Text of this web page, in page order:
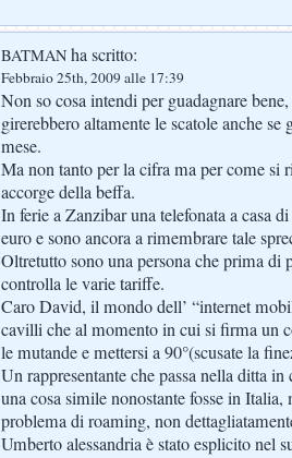
BATMAN ha scritto:
Febbraio 25th, 2009 alle 17:39
Non so cosa intendi per guadagnare
girerebbero altamente le scatole anche se
mese.
Ma non tanto per la cifra ma per come si
accorge della beffa.
In ferie a Zanzibar una telefonata a casa
euro e sono ancora a rimembrare tale
Oltretutto sono una persona che prima di
controlla le varie tariffe.
Caro David, il mondo dell’ “internet
cavilli che al momento in cui si firma un
le mutande e mettersi a 90°(scusate la
Un rappresentante che passa nella ditta
una cosa simile nonostante fosse in Italia,
problema di roaming, non
Umberto alessandria è stato esplicito nel